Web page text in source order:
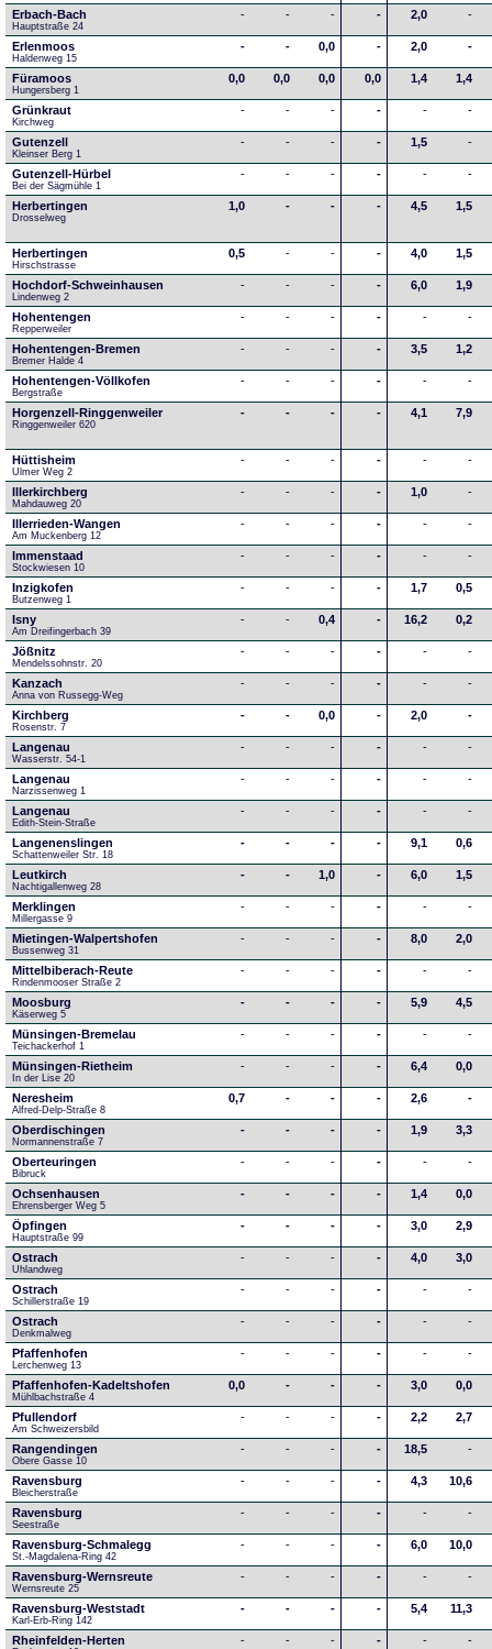
Erbach-Bach
Hauptstraße 24
- - - - 2,0 -
Erlenmoos
Haldenweg 15
- - 0,0 - 2,0 -
Füramoos
Hungersberg 1
0,0 0,0 0,0 0,0 1,4 1,4
Grünkraut
Kirchweg
- - - - - -
Gutenzell
Kleinser Berg 1
- - - - 1,5 -
Gutenzell-Hürbel
Bei der Sägmühle 1
- - - - - -
Herbertingen
Drosselweg
1,0 - - - 4,5 1,5
Herbertingen
Hirschstrasse
0,5 - - - 4,0 1,5
Hochdorf-Schweinhausen
Lindenweg 2
- - - - 6,0 1,9
Hohentengen
Repperweiler
- - - - - -
Hohentengen-Bremen
Bremer Halde 4
- - - - 3,5 1,2
Hohentengen-Völlkofen
Bergstraße
- - - - - -
Horgenzell-Ringgenweiler
Ringgenweiler 620
- - - - 4,1 7,9
Hüttisheim
Ulmer Weg 2
- - - - - -
Illerkirchberg
Mahdauweg 20
- - - - 1,0 -
Illerrieden-Wangen
Am Muckenberg 12
- - - - - -
Immenstaad
Stockwiesen 10
- - - - - -
Inzigkofen
Butzenweg 1
- - - - 1,7 0,5
Isny
Am Dreifingerbach 39
- - 0,4 - 16,2 0,2
Jößnitz
Mendelssohnstr. 20
- - - - - -
Kanzach
Anna von Russegg-Weg
- - - - - -
Kirchberg
Rosenstr. 7
- - 0,0 - 2,0 -
Langenau
Wasserstr. 54-1
- - - - - -
Langenau
Narzissenweg 1
- - - - - -
Langenau
Edith-Stein-Straße
- - - - - -
Langenenslingen
Schattenweiler Str. 18
- - - - 9,1 0,6
Leutkirch
Nachtigallenweg 28
- - 1,0 - 6,0 1,5
Merklingen
Millergasse 9
- - - - - -
Mietingen-Walpertshofen
Bussenweg 31
- - - - 8,0 2,0
Mittelbiberach-Reute
Rindenmooser Straße 2
- - - - - -
Moosburg
Käserweg 5
- - - - 5,9 4,5
Münsingen-Bremelau
Teichackerhof 1
- - - - - -
Münsingen-Rietheim
In der Lise 20
- - - - 6,4 0,0
Neresheim
Alfred-Delp-Straße 8
0,7 - - - 2,6 -
Oberdischingen
Normannenstraße 7
- - - - 1,9 3,3
Oberteuringen
Bibruck
- - - - - -
Ochsenhausen
Ehrensberger Weg 5
- - - - 1,4 0,0
Öpfingen
Hauptstraße 99
- - - - 3,0 2,9
Ostrach
Uhlandweg
- - - - 4,0 3,0
Ostrach
Schillerstraße 19
- - - - - -
Ostrach
Denkmalweg
- - - - - -
Pfaffenhofen
Lerchenweg 13
- - - - - -
Pfaffenhofen-Kadeltshofen
Mühlbachstraße 4
0,0 - - - 3,0 0,0
Pfullendorf
Am Schweizersbild
- - - - 2,2 2,7
Rangendingen
Obere Gasse 10
- - - - 18,5 -
Ravensburg
Bleicherstraße
- - - - 4,3 10,6
Ravensburg
Seestraße
- - - - - -
Ravensburg-Schmalegg
St.-Magdalena-Ring 42
- - - - 6,0 10,0
Ravensburg-Wernsreute
Wernsreute 25
- - - - - -
Ravensburg-Weststadt
Karl-Erb-Ring 142
- - - - 5,4 11,3
Rheinfelden-Herten - - - - - -